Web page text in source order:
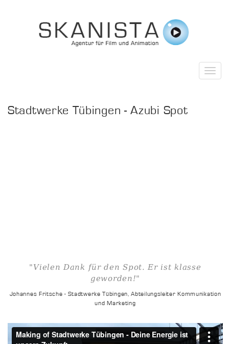
Stadtwerke Tübingen - Azubi Spot
"Vielen Dank für den Spot. Er ist klasse
geworden!"
Johannes Fritsche - Stadtwerke Tübingen, Abteilungsleiter Kommunikation
und Marketing